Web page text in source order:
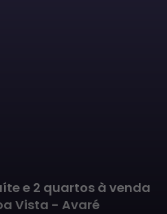
e 2 quartos à venda
Vista - Avaré